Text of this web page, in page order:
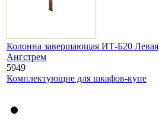
Колонна завершающая ИТ-Б20 Левая
Ангстрем
5949
Комплектующие для шкафов-купе